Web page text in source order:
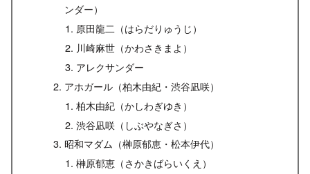
ンダー）
原田龍二（はらだりゅうじ）
川崎麻世（かわさきまよ）
アレクサンダー
アホガール（柏木由紀・渋谷凪咲）
柏木由紀（かしわぎゆき）
渋谷凪咲（しぶやなぎさ）
昭和マダム（榊原郁恵・松本伊代）
榊原郁恵（さかきばらいくえ）